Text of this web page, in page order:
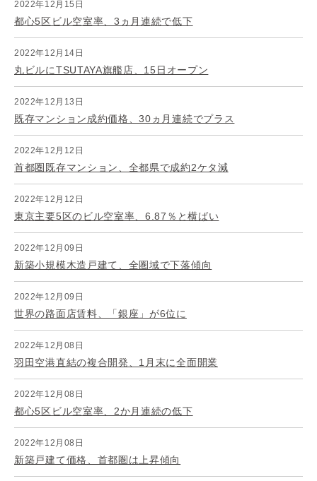
2022年12月15日
都心5区ビル空室率、3ヵ月連続で低下
2022年12月14日
丸ビルにTSUTAYA旗艦店、15日オープン
2022年12月13日
既存マンション成約価格、30ヵ月連続でプラス
2022年12月12日
首都圏既存マンション、全都県で成約2ケタ減
2022年12月12日
東京主要5区のビル空室率、6.87％と横ばい
2022年12月09日
新築小規模木造戸建て、全圏域で下落傾向
2022年12月09日
世界の路面店賃料、「銀座」が6位に
2022年12月08日
羽田空港直結の複合開発、1月末に全面開業
2022年12月08日
都心5区ビル空室率、2か月連続の低下
2022年12月08日
新築戸建て価格、首都圏は上昇傾向